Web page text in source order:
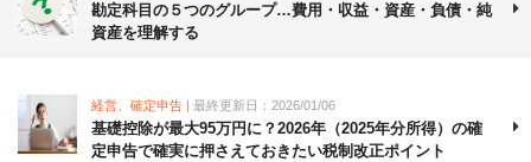
勘定科目の５つのグループ…費用・収益・資産・負債・純
資産を理解する
経営、確定申告 | 最終更新日：2026/01/06
基礎控除が最大95万円に？2026年（2025年分所得）の確
定申告で確実に押さえておきたい税制改正ポイント